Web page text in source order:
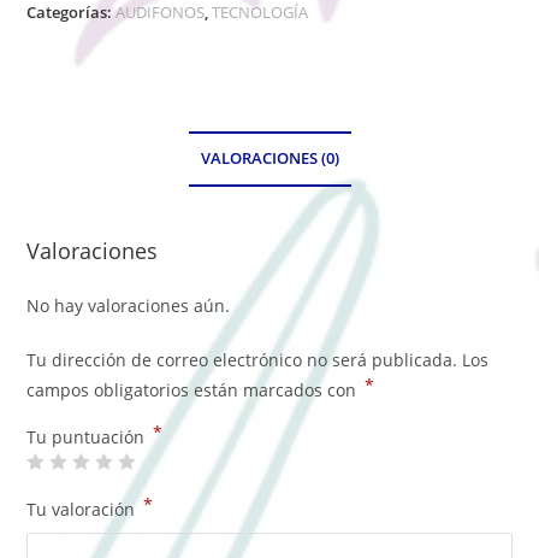
Categorías:AUDIFONOS,TECNOLOGÍA
VALORACIONES (0)
Valoraciones
No hay valoraciones aún.
Tu dirección de correo electrónico no será publicada. Los
campos obligatorios están marcados con *
Tu puntuación *
Tu valoración *